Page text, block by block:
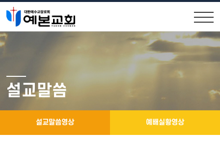
원로목사인사
위임목사소개
제직구성
교회소식
공지사항
설교말씀
설교말씀영상 예배실황영상